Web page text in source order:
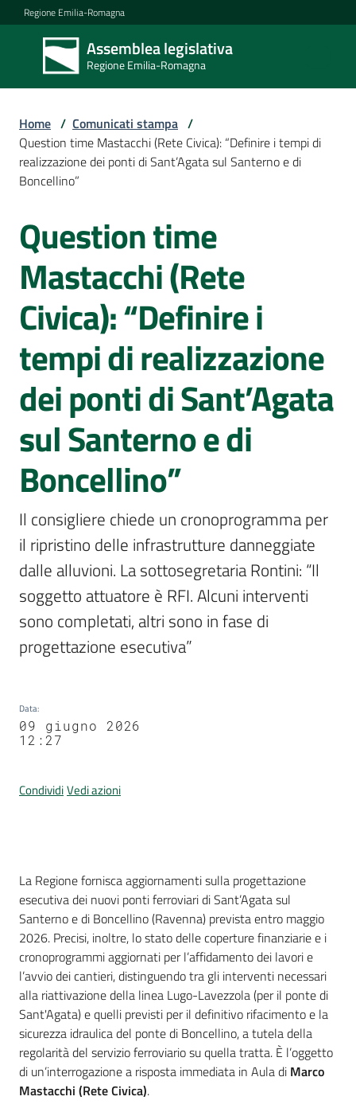
Vai al contenuto
Vai alla navigazione
Vai al footer
Regione Emilia-Romagna
Assemblea legislativa
Regione Emilia-Romagna
Assemblea
legislativa
Regione Emilia-
Assemblea
Attività
Per
media
Menu selezionato
Per
cittadini
Home / Comunicati stampa /
Question time Mastacchi (Rete Civica): “Definire i tempi di
realizzazione dei ponti di Sant’Agata sul Santerno e di
Boncellino”
Salta al contenuto
Question time
Mastacchi (Rete
Civica): “Definire i
tempi di realizzazione
dei ponti di Sant’Agata
sul Santerno e di
Boncellino”
Il consigliere chiede un cronoprogramma per
il ripristino delle infrastrutture danneggiate
dalle alluvioni. La sottosegretaria Rontini: “Il
soggetto attuatore è RFI. Alcuni interventi
sono completati, altri sono in fase di
progettazione esecutiva”
Data:
09 giugno 2026
12:27
CondividiVedi azioni
Contenuto
La Regione fornisca aggiornamenti sulla progettazione
esecutiva dei nuovi ponti ferroviari di Sant’Agata sul
Santerno e di Boncellino (Ravenna) prevista entro maggio
2026. Precisi, inoltre, lo stato delle coperture finanziarie e i
cronoprogrammi aggiornati per l’affidamento dei lavori e
l’avvio dei cantieri, distinguendo tra gli interventi necessari
alla riattivazione della linea Lugo-Lavezzola (per il ponte di
Sant'Agata) e quelli previsti per il definitivo rifacimento e la
sicurezza idraulica del ponte di Boncellino, a tutela della
regolarità del servizio ferroviario su quella tratta. È l’oggetto
di un’interrogazione a risposta immediata in Aula di Marco
Mastacchi (Rete Civica).